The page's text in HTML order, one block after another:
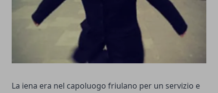
La iena era nel capoluogo friulano per un servizio e